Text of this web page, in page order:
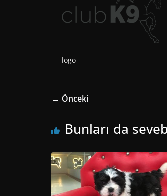
logo
← Önceki
Bunları da